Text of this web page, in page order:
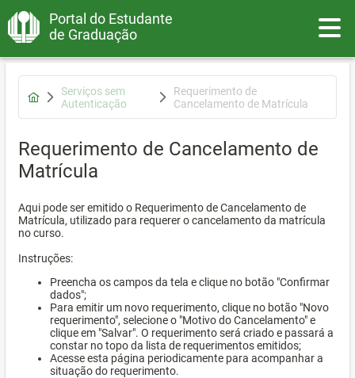
Portal do Estudante
de Graduação
Serviços sem
Autenticação
Requerimento de
Cancelamento de Matrícula
Requerimento de Cancelamento de
Matrícula
Aqui pode ser emitido o Requerimento de Cancelamento de
Matrícula, utilizado para requerer o cancelamento da matrícula
no curso.
Instruções:
Preencha os campos da tela e clique no botão "Confirmar
dados";
Para emitir um novo requerimento, clique no botão "Novo
requerimento", selecione o "Motivo do Cancelamento" e
clique em "Salvar". O requerimento será criado e passará a
constar no topo da lista de requerimentos emitidos;
Acesse esta página periodicamente para acompanhar a
situação do requerimento.